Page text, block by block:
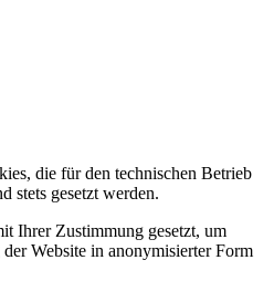
die für den technischen Betrieb
stets gesetzt werden.
Ihrer Zustimmung gesetzt, um
Website in anonymisierter Form